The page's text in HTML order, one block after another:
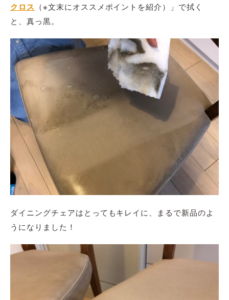
クロス （※文末にオススメポイントを紹介）」で拭く
と、真っ黒。
ダイニングチェアはとってもキレイに、まるで新品のよ
うになりました！